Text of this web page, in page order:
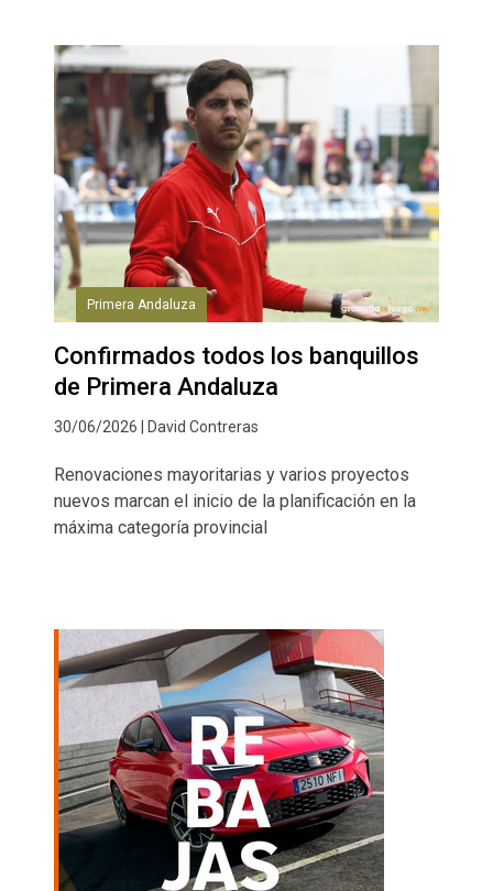
Primera Andaluza
Confirmados todos los banquillos
de Primera Andaluza
30/06/2026 | David Contreras
Renovaciones mayoritarias y varios proyectos
nuevos marcan el inicio de la planificación en la
máxima categoría provincial